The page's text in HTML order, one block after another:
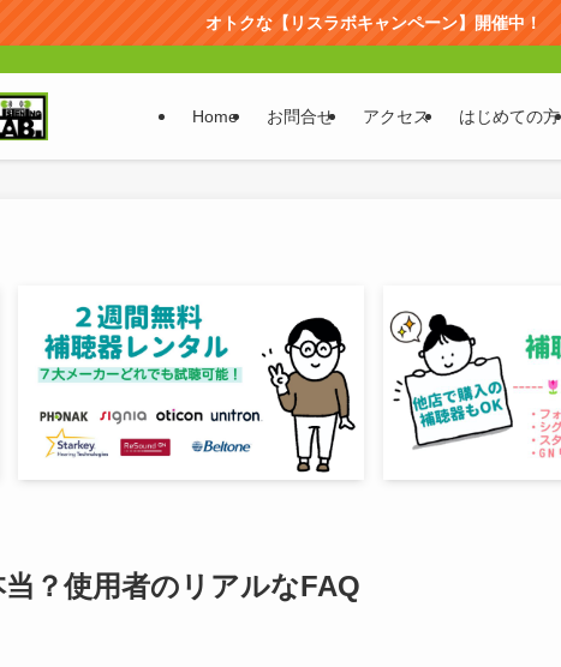
オトクな【リスラボキャンペーン】開催中！
Home お問合せ アクセス はじめての方
？使用者のリアルなFAQ